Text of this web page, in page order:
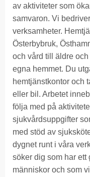
av aktiviteter som
samvaron. Vi
verksamheter.
Österbybruk,
och vård till äldre
egna hemmet. Du
hemtjänstkontor och
eller bil. Arbetet
följa med på
sjukvårdsuppgifter
med stöd av
dygnet runt i våra
söker dig som har ett
människor och som